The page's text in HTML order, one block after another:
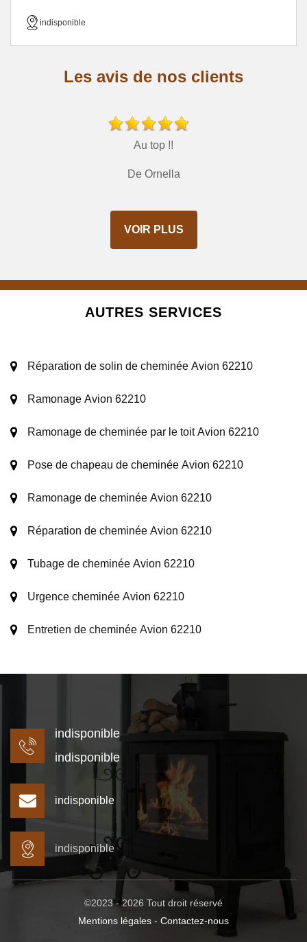
indisponible
Les avis de nos clients
Au top !!
De Ornella
VOIR PLUS
AUTRES SERVICES
Réparation de solin de cheminée Avion 62210
Ramonage Avion 62210
Ramonage de cheminée par le toit Avion 62210
Pose de chapeau de cheminée Avion 62210
Ramonage de cheminée Avion 62210
Réparation de cheminée Avion 62210
Tubage de cheminée Avion 62210
Urgence cheminée Avion 62210
Entretien de cheminée Avion 62210
indisponible
indisponible
indisponible
indisponible
©2023 - 2026 Tout droit réservé
Mentions légales - Contactez-nous